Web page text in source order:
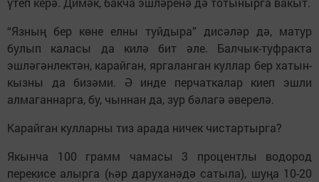
“Язның бер көне елны туйдыра” дисәләр дә, матур
булып каласы да килә бит әле. Балчык-туфракта
эшләгәнлектән, карайган, яргаланган куллар бер хатын-
кызны да бизәми. Ә инде перчаткалар киеп эшли
алмаганнарга, бу, чыннан да, зур бәлагә әверелә.
Карайган кулларны тиз арада ничек чистартырга?
Якынча 100 грамм чамасы 3 процентлы водород
перекисе алырга (һәр даруханәдә сатыла), шуңа 10-20